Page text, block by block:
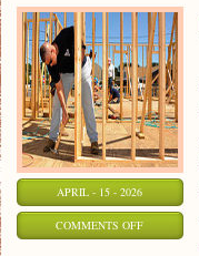
APRIL - 15 - 2026
COMMENTS OFFON